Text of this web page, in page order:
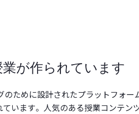
が作られています
ために設計されたプラットフォー
います。人気のある授業コンテン